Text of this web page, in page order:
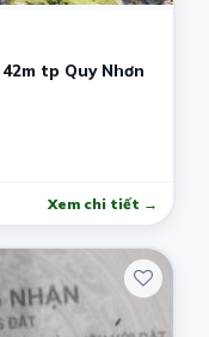
tp Quy Nhơn
Xem chi tiết →